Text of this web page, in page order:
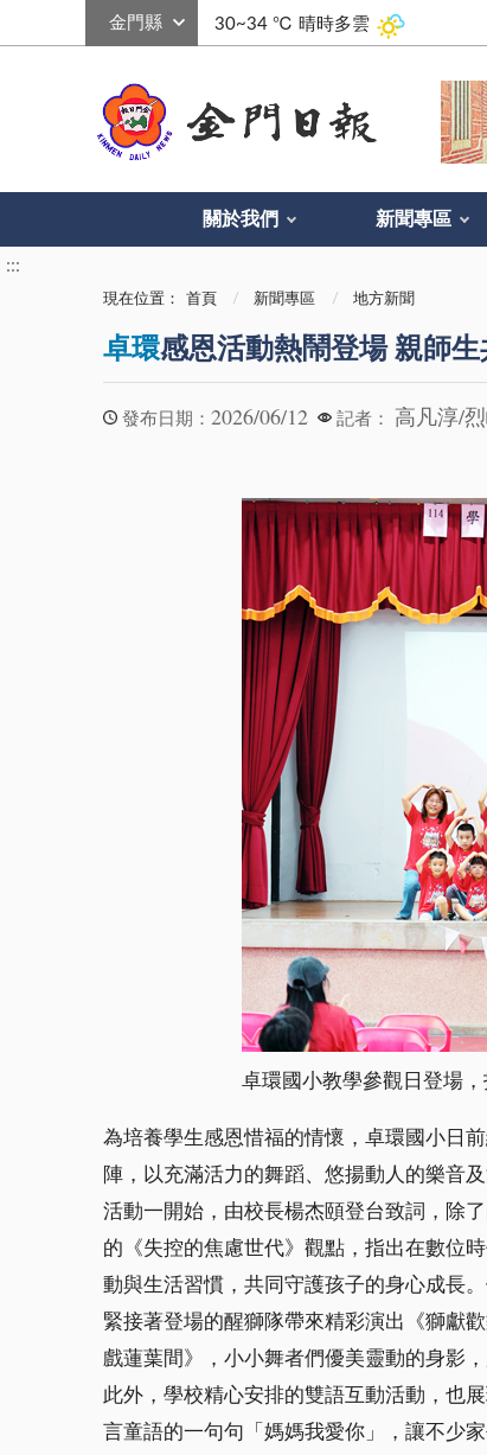
30~34 ℃ 晴時多雲
關於我們 新聞專區
:::
現在位置： 首頁 新聞專區 地方新聞
卓環感恩活動熱鬧登場 親師
發布日期： 2026/06/12 記者： 高凡淳/烈
卓環國小教學參觀日登場
為培養學生感恩惜福的情懷，卓環國小日
陣，以充滿活力的舞蹈、悠揚動人的樂音
活動一開始，由校長楊杰頤登台致詞，除
的《失控的焦慮世代》觀點，指出在數位
動與生活習慣，共同守護孩子的身心成長
緊接著登場的醒獅隊帶來精彩演出《獅獻
戲蓮葉間》，小小舞者們優美靈動的身影
此外，學校精心安排的雙語互動活動，也
言童語的一句句「媽媽我愛你」，讓不少